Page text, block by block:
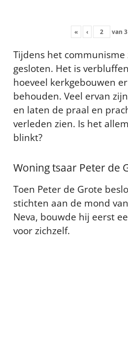
« ‹ van 3
Tijdens het communisme
gesloten. Het is
hoeveel kerkgebouwen
behouden. Veel ervan
en laten de praal en
verleden zien. Is het
blinkt?
Woning tsaar Peter de
Toen Peter de Grote
stichten aan de mond
Neva, bouwde hij eerst
voor zichzelf.